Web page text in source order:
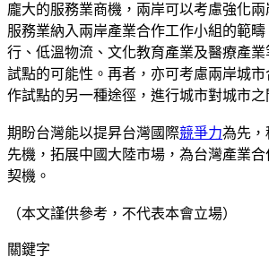
龐大的服務業商機，兩岸可以考慮強化
服務業納入兩岸產業合作工作小組的範
行、低溫物流、文化教育產業及醫療產
試點的可能性。再者，亦可考慮兩岸城
作試點的另一種途徑，進行城市對城市之
期盼台灣能以提昇台灣國際競爭力為先，
先機，拓展中國大陸市場，為台灣產業
契機。
（本文謹供參考，不代表本會立場）
關鍵字